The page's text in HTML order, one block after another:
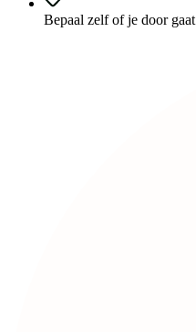
Bepaal zelf of je door gaat